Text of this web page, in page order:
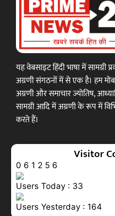
यह वेबसाइट हिंदी भाषा में सामग्री
अग्रणी संगठनों में से एक है। हम
अग्रणी और समाचार ज्योतिष,
सामग्री आदि में अग्रणी के रूप में
करते हैं।
Visitor
0 6 1 2 5 6
Users Today : 33
Users Yesterday : 164